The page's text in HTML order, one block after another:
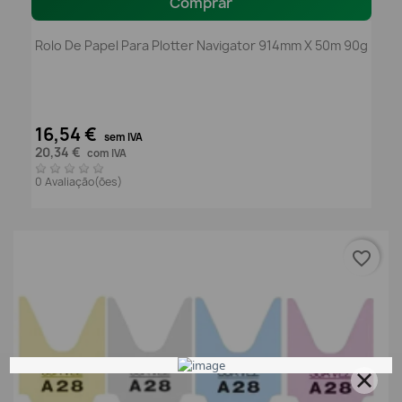
Rolo De Papel Para Plotter Navigator 914mm X 50m 90g
16,54 € sem IVA
20,34 € com IVA
0 Avaliação(ões)
favorite_border